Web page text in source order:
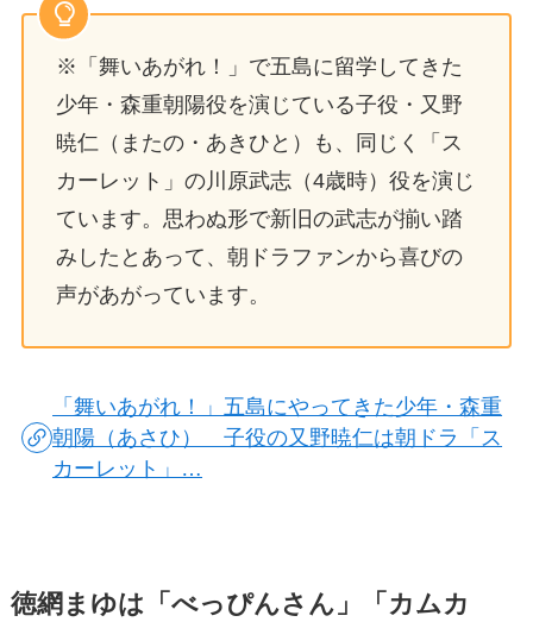
※「舞いあがれ！」で五島に留学してきた
少年・森重朝陽役を演じている子役・又野
暁仁（またの・あきひと）も、同じく「ス
カーレット」の川原武志（4歳時）役を演じ
ています。思わぬ形で新旧の武志が揃い踏
みしたとあって、朝ドラファンから喜びの
声があがっています。
「舞いあがれ！」五島にやってきた少年・森重
朝陽（あさひ） 子役の又野暁仁は朝ドラ「ス
カーレット」…
徳網まゆは「べっぴんさん」「カムカ